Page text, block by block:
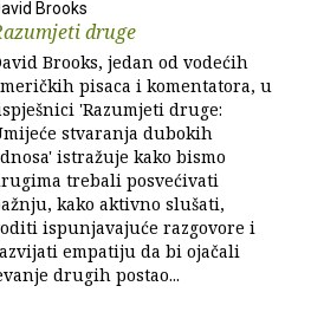
Brooks
druge
Brooks, jedan od vodećih
pisaca i komentatora, u
'Razumjeti druge:
stvaranja dubokih
istražuje kako bismo
trebali posvećivati
kako aktivno slušati,
ispunjavajuće razgovore i
empatiju da bi ojačali
drugih postao...